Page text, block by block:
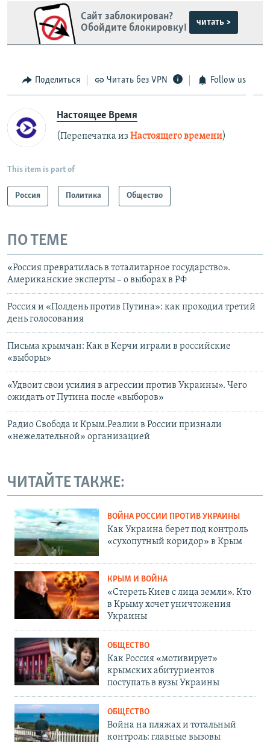
Сайт заблокирован?
Обойдите блокировку!
читать >
Поделиться Читать без VPN Follow us
Настоящее Время
(Перепечатка из Настоящего времени)
This item is part of
Россия Политика Общество
ПО ТЕМЕ
«Россия превратилась в тоталитарное государство».
Американские эксперты – о выборах в РФ
Россия и «Полдень против Путина»: как проходил третий
день голосования
Письма крымчан: Как в Керчи играли в российские
«выборы»
«Удвоит свои усилия в агрессии против Украины». Чего
ожидать от Путина после «выборов»
Радио Свобода и Крым.Реалии в России признали
«нежелательной» организацией
ЧИТАЙТЕ ТАКЖЕ:
ВОЙНА РОССИИ ПРОТИВ УКРАИНЫ
Как Украина берет под контроль
«сухопутный коридор» в Крым
КРЫМ И ВОЙНА
«Стереть Киев с лица земли». Кто
в Крыму хочет уничтожения
Украины
ОБЩЕСТВО
Как Россия «мотивирует»
крымских абитуриентов
поступать в вузы Украины
ОБЩЕСТВО
Война на пляжах и тотальный
контроль: главные вызовы